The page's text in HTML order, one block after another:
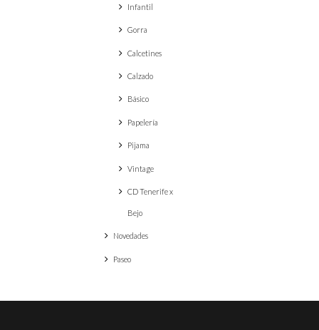
Infantil
Gorra
Calcetines
Calzado
Básico
Papelería
Pijama
Vintage
CD Tenerife x
Bejo
Novedades
Paseo